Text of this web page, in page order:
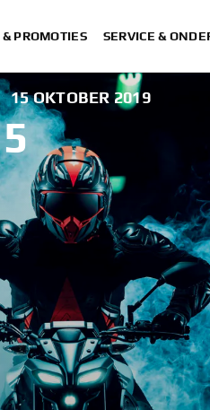
PROMOTIES SERVICE &
15 OKTOBER 2019